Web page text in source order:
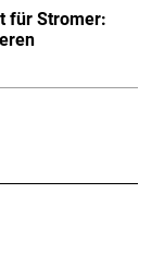
für Stromer: